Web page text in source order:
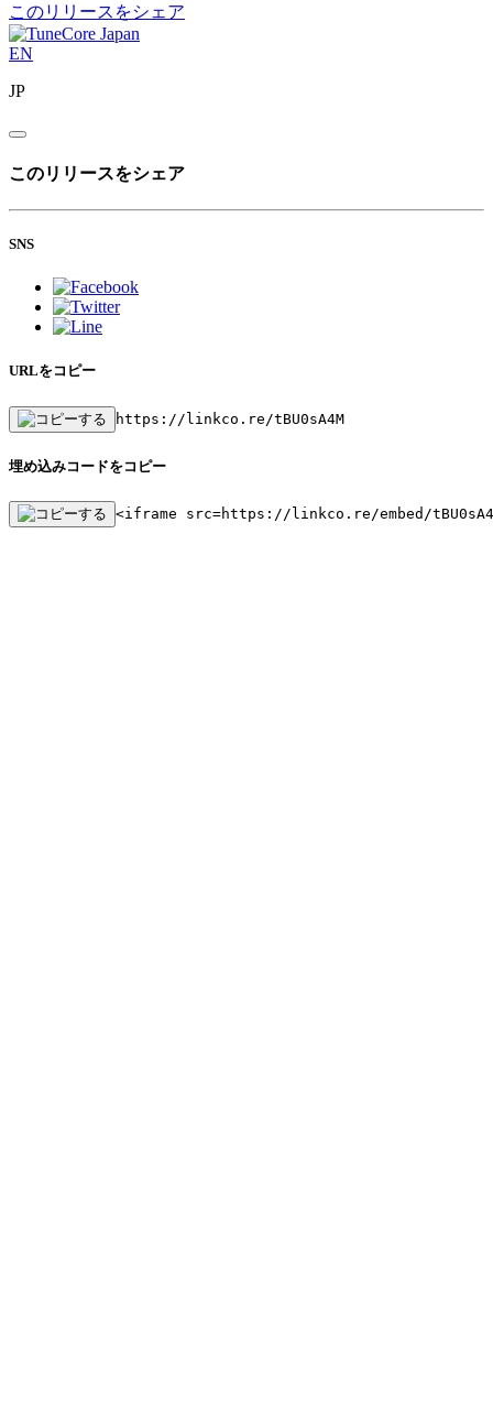
このリリースをシェア
EN
JP
このリリースをシェア
SNS
URLをコピー
https://linkco.re/tBU0sA4M
埋め込みコードをコピー
<iframe src=https://linkco.re/embed/